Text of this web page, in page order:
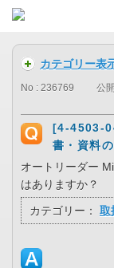
カテゴリー表
No : 236769 公
[4-4503-
書・資料
オートリーダー
はありますか？
カテゴリー： 取